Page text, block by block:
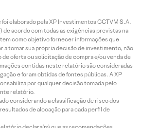
elaborado pela XP Investimentos CCTVM S.A.
de acordo com todas as exigências previstas na
como objetivo fornecer informações que
a tomar sua própria decisão de investimento, não
oferta ou solicitação de compra e/ou venda de
contidas neste relatório são consideradas
e foram obtidas de fontes públicas. A XP
por qualquer decisão tomada pelo
relatório.
considerando a classificação de risco dos
de alocação para cada perfil de